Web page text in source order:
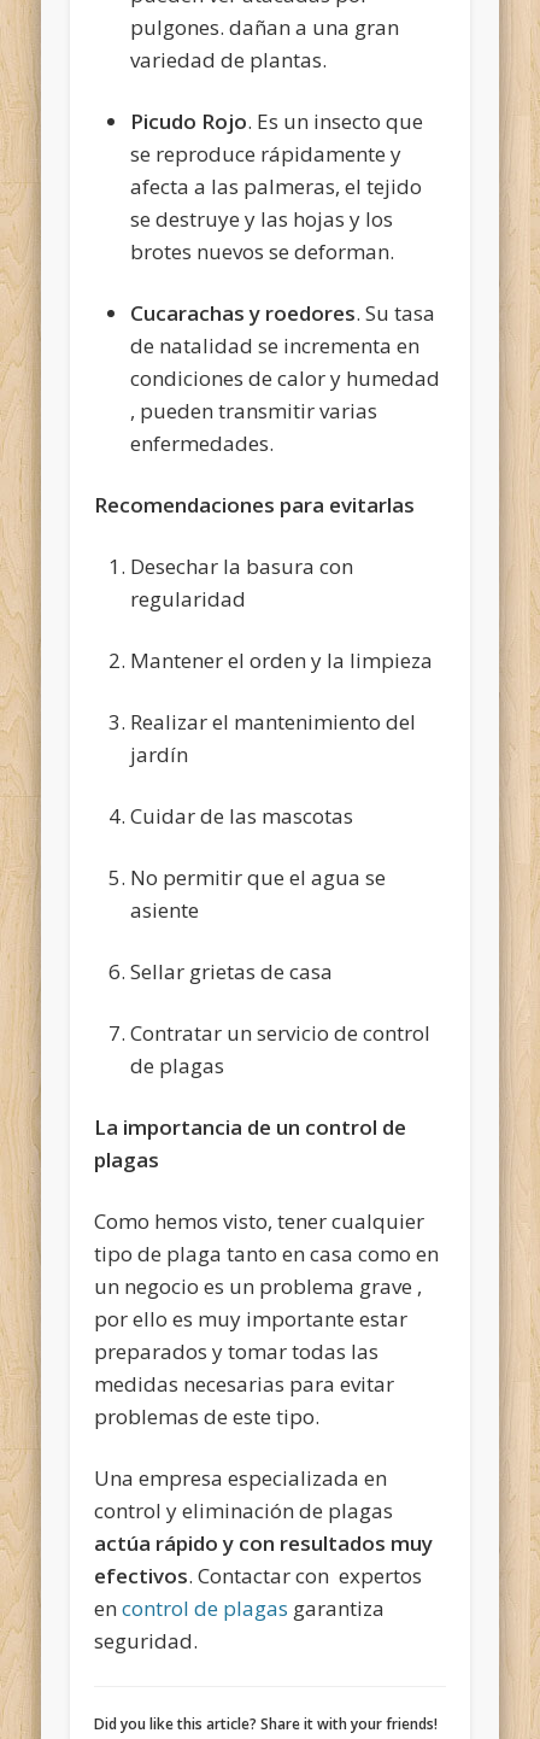
pulgones. dañan a una gran
variedad de plantas.
Picudo Rojo. Es un insecto que
se reproduce rápidamente y
afecta a las palmeras, el tejido
se destruye y las hojas y los
brotes nuevos se deforman.
Cucarachas y roedores. Su tasa
de natalidad se incrementa en
condiciones de calor y humedad
, pueden transmitir varias
enfermedades.
Recomendaciones para evitarlas
Desechar la basura con
regularidad
Mantener el orden y la limpieza
Realizar el mantenimiento del
jardín
Cuidar de las mascotas
No permitir que el agua se
asiente
Sellar grietas de casa
Contratar un servicio de control
de plagas
La importancia de un control de
plagas
Como hemos visto, tener cualquier
tipo de plaga tanto en casa como en
un negocio es un problema grave ,
por ello es muy importante estar
preparados y tomar todas las
medidas necesarias para evitar
problemas de este tipo.
Una empresa especializada en
control y eliminación de plagas
actúa rápido y con resultados muy
efectivos. Contactar con expertos
encontrol de plagas garantiza
seguridad.
Did you like this article? Share it with your friends!